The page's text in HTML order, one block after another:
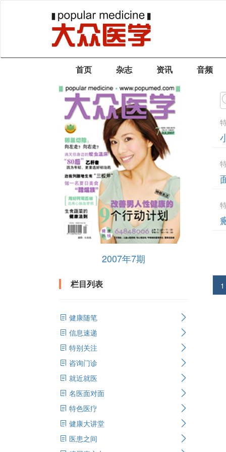
首页 杂志 资讯 音频
2007年7期
栏目列表
健康随笔
信息速递
特别关注
咨询门诊
就近就医
名医面对面
特色医疗
健康大讲堂
医患之间
1